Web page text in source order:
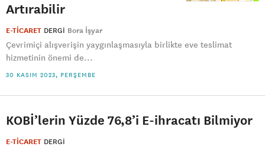
Artırabilir
E-TİCARET DERGI Bora İşyar
Çevrimiçi alışverişin yaygınlaşmasıyla birlikte eve teslimat
hizmetinin önemi de...
30 KASIM 2023, PERŞEMBE
KOBİ’lerin Yüzde 76,8’i E-ihracatı Bilmiyor
E-TİCARET DERGI